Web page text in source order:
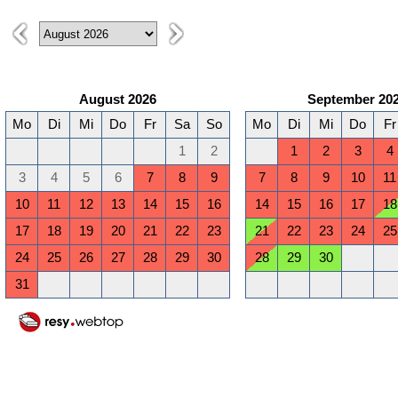
August 2026
Mo
Di Mi Do Fr Sa
So
1
2
3
4 5 6 7 8
9
10
11 12 13 14 15
16
17
18 19 20 21 22
23
24
25 26 27 28 29
30
31
September
Mo
Di Mi Do
Fr
1
2 3
4
7
8 9 10
11
14
15 16 17
18
21
22 23 24
25
28
29 30
Januar 2027